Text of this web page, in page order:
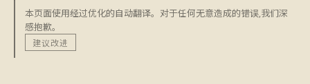
本页面使用经过优化的自动翻译。对于任何无意造成的错误,我们深
感抱歉。
建议改进